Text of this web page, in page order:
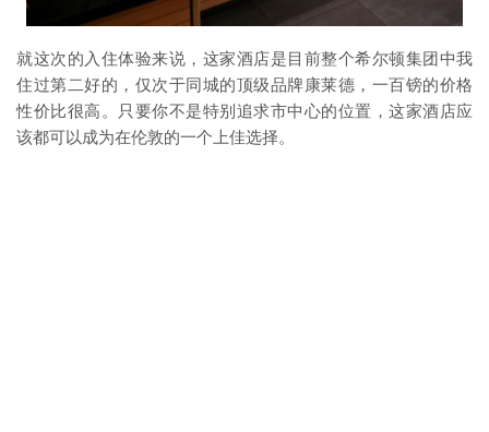
就这次的入住体验来说，这家酒店是目前整个希尔顿集团中我
住过第二好的，仅次于同城的顶级品牌康莱德，一百镑的价格
性价比很高。只要你不是特别追求市中心的位置，这家酒店应
该都可以成为在伦敦的一个上佳选择。